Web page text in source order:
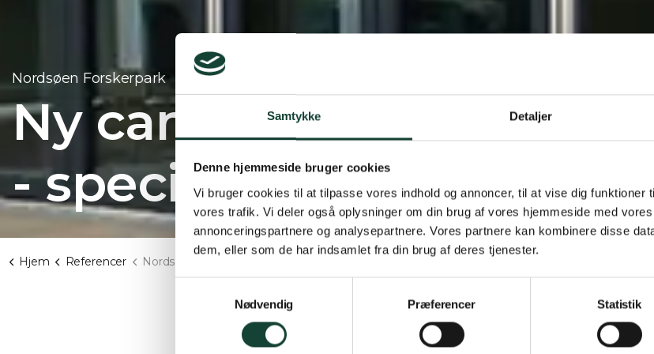
Samtykke Detaljer
Denne hjemmeside bruger cookies
Vi bruger cookies til at tilpasse vores indhold og annoncer, til at vise dig funktioner
vores trafik. Vi deler også oplysninger om din brug af vores hjemmeside med
annonceringspartnere og analysepartnere. Vores partnere kan kombinere disse
dem, eller som de har indsamlet fra din brug af deres tjenester.
Nødvendig
Præferencer Statistik
Nordsøen Forskerpark
Ny campus og
- specialdesignede
Hjem Referencer Nordsøen forskerpark
Samarbejdspartner:
Byggeherre: